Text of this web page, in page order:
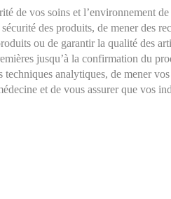
de vos soins et l’environnement
des produits, de mener des
ou de garantir la qualité des
jusqu’à la confirmation du
analytiques, de mener
et de vous assurer que vos